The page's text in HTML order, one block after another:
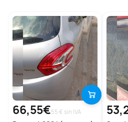
66,55€55 € sin IVA